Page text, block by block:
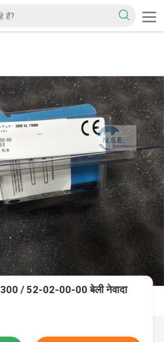
/ 52-02-00-00 बेली नेवादा